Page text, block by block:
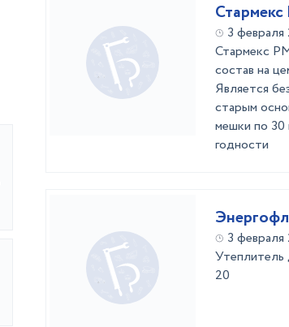
3 февраля
Стармекс
состав на
Является
старым
мешки по 30
годности
3 февраля
20